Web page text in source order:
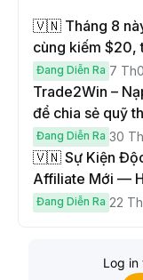
🇻🇳 Tháng 8
cùng kiếm $20,
đến $1,000
Đang Diễn Ra 7
Trade2Win –
để chia sẻ quỹ
USDT
Đang Diễn Ra 30
🇻🇳 Sự Kiện
Affiliate Mới —
Hoàn Phí Qua
Đang Diễn Ra 22
Log in